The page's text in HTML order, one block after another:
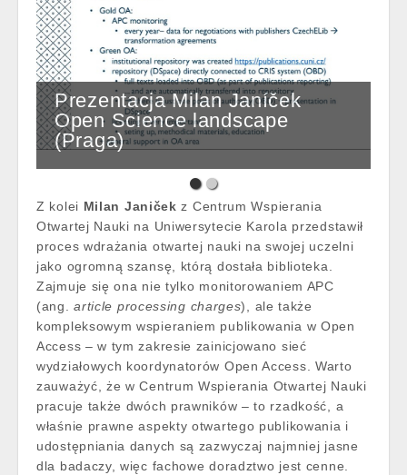
Prezentacja Milan Janíček
Open Science landscape
(Praga)
Z kolei Milan Janiček z Centrum Wspierania
Otwartej Nauki na Uniwersytecie Karola przedstawił
proces wdrażania otwartej nauki na swojej uczelni
jako ogromną szansę, którą dostała biblioteka.
Zajmuje się ona nie tylko monitorowaniem APC
(ang.article processing charges), ale także
kompleksowym wspieraniem publikowania w Open
Access – w tym zakresie zainicjowano sieć
wydziałowych koordynatorów Open Access. Warto
zauważyć, że w Centrum Wspierania Otwartej Nauki
pracuje także dwóch prawników – to rzadkość, a
właśnie prawne aspekty otwartego publikowania i
udostępniania danych są zazwyczaj najmniej jasne
dla badaczy, więc fachowe doradztwo jest cenne.